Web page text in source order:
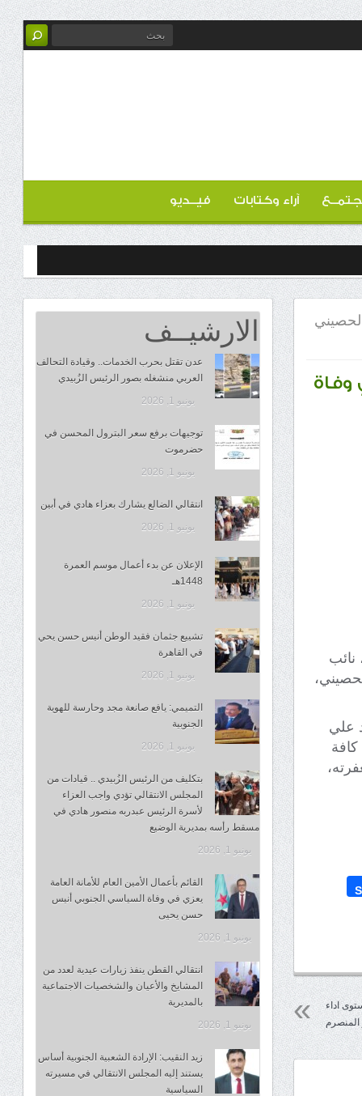
آراء وكتابات فيــديو
وفاة
نائب
علي
كافة
اداء
المنصرم
الارشيــف
عدن تقتل بحرب الخدمات.. وقيادة التحالف
العربي منشغله بصور الرئيس الزُبيدي
يونيو 1, 2026
توجيهات برفع سعر البترول المحسن في
حضرموت
يونيو 1, 2026
انتقالي الضالع يشارك بعزاء هادي في أبين
يونيو 1, 2026
الإعلان عن بدء أعمال موسم العمرة
1448هـ
يونيو 1, 2026
تشييع جثمان فقيد الوطن أنيس حسن يحي
في القاهرة
يونيو 1, 2026
التميمي: يافع صانعة مجد وحارسة للهوية
الجنوبية
يونيو 1, 2026
بتكليف من الرئيس الزُبيدي .. قيادات من
المجلس الانتقالي تؤدي واجب العزاء
لأسرة الرئيس عبدربه منصور هادي في
مسقط رأسه بمديرية الوضيع
يونيو 1, 2026
القائم بأعمال الأمين العام للأمانة العامة
يعزي في وفاة السياسي الجنوبي أنيس
حسن يحيى
يونيو 1, 2026
انتقالي القطن ينفذ زيارات عيدية لعدد من
المشايخ والأعيان والشخصيات الاجتماعية
بالمديرية
يونيو 1, 2026
زيد النقيب: الإرادة الشعبية الجنوبية أساس
يستند إليه المجلس الانتقالي في مسيرته
السياسية